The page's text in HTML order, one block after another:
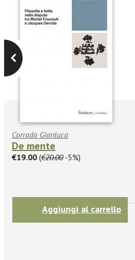
Corrado Gianluca
De mente
€19.00 (€20.00-5%)
Aggiungi al carrello